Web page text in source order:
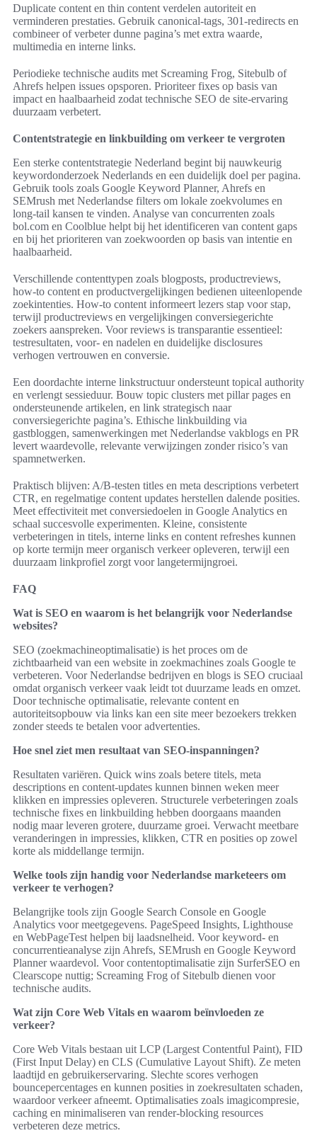
Duplicate content en thin content verdelen autoriteit en
verminderen prestaties. Gebruik canonical-tags, 301-redirects en
combineer of verbeter dunne pagina’s met extra waarde,
multimedia en interne links.
Periodieke technische audits met Screaming Frog, Sitebulb of
Ahrefs helpen issues opsporen. Prioriteer fixes op basis van
impact en haalbaarheid zodat technische SEO de site-ervaring
duurzaam verbetert.
Contentstrategie en linkbuilding om verkeer te vergroten
Een sterke contentstrategie Nederland begint bij nauwkeurig
keywordonderzoek Nederlands en een duidelijk doel per pagina.
Gebruik tools zoals Google Keyword Planner, Ahrefs en
SEMrush met Nederlandse filters om lokale zoekvolumes en
long-tail kansen te vinden. Analyse van concurrenten zoals
bol.com en Coolblue helpt bij het identificeren van content gaps
en bij het prioriteren van zoekwoorden op basis van intentie en
haalbaarheid.
Verschillende contenttypen zoals blogposts, productreviews,
how-to content en productvergelijkingen bedienen uiteenlopende
zoekintenties. How-to content informeert lezers stap voor stap,
terwijl productreviews en vergelijkingen conversiegerichte
zoekers aanspreken. Voor reviews is transparantie essentieel:
testresultaten, voor- en nadelen en duidelijke disclosures
verhogen vertrouwen en conversie.
Een doordachte interne linkstructuur ondersteunt topical authority
en verlengt sessieduur. Bouw topic clusters met pillar pages en
ondersteunende artikelen, en link strategisch naar
conversiegerichte pagina’s. Ethische linkbuilding via
gastbloggen, samenwerkingen met Nederlandse vakblogs en PR
levert waardevolle, relevante verwijzingen zonder risico’s van
spamnetwerken.
Praktisch blijven: A/B-testen titles en meta descriptions verbetert
CTR, en regelmatige content updates herstellen dalende posities.
Meet effectiviteit met conversiedoelen in Google Analytics en
schaal succesvolle experimenten. Kleine, consistente
verbeteringen in titels, interne links en content refreshes kunnen
op korte termijn meer organisch verkeer opleveren, terwijl een
duurzaam linkprofiel zorgt voor langetermijngroei.
FAQ
Wat is SEO en waarom is het belangrijk voor Nederlandse
websites?
SEO (zoekmachineoptimalisatie) is het proces om de
zichtbaarheid van een website in zoekmachines zoals Google te
verbeteren. Voor Nederlandse bedrijven en blogs is SEO cruciaal
omdat organisch verkeer vaak leidt tot duurzame leads en omzet.
Door technische optimalisatie, relevante content en
autoriteitsopbouw via links kan een site meer bezoekers trekken
zonder steeds te betalen voor advertenties.
Hoe snel ziet men resultaat van SEO-inspanningen?
Resultaten variëren. Quick wins zoals betere titels, meta
descriptions en content-updates kunnen binnen weken meer
klikken en impressies opleveren. Structurele verbeteringen zoals
technische fixes en linkbuilding hebben doorgaans maanden
nodig maar leveren grotere, duurzame groei. Verwacht meetbare
veranderingen in impressies, klikken, CTR en posities op zowel
korte als middellange termijn.
Welke tools zijn handig voor Nederlandse marketeers om
verkeer te verhogen?
Belangrijke tools zijn Google Search Console en Google
Analytics voor meetgegevens. PageSpeed Insights, Lighthouse
en WebPageTest helpen bij laadsnelheid. Voor keyword- en
concurrentieanalyse zijn Ahrefs, SEMrush en Google Keyword
Planner waardevol. Voor contentoptimalisatie zijn SurferSEO en
Clearscope nuttig; Screaming Frog of Sitebulb dienen voor
technische audits.
Wat zijn Core Web Vitals en waarom beïnvloeden ze
verkeer?
Core Web Vitals bestaan uit LCP (Largest Contentful Paint), FID
(First Input Delay) en CLS (Cumulative Layout Shift). Ze meten
laadtijd en gebruikerservaring. Slechte scores verhogen
bouncepercentages en kunnen posities in zoekresultaten schaden,
waardoor verkeer afneemt. Optimalisaties zoals imagicompresie,
caching en minimaliseren van render-blocking resources
verbeteren deze metrics.